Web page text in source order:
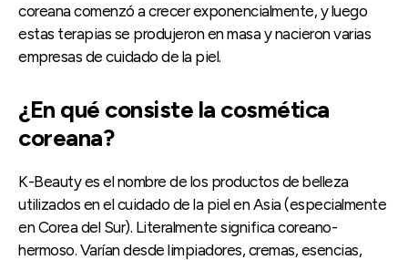
coreana comenzó a crecer exponencialmente, y luego
estas terapias se produjeron en masa y nacieron varias
empresas de cuidado de la piel.
¿En qué consiste la cosmética
coreana?
K-Beauty es el nombre de los productos de belleza
utilizados en el cuidado de la piel en Asia (especialmente
en Corea del Sur). Literalmente significa coreano-
hermoso. Varían desde limpiadores, cremas, esencias,